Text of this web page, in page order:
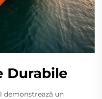
Durabile
demonstrează un